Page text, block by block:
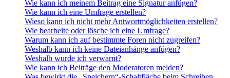
Wie kann ich meinem Beitrag eine Signatur anfügen?
Wie kann ich eine Umfrage erstellen?
Wieso kann ich nicht mehr Antwortmöglichkeiten erstellen?
Wie bearbeite oder lösche ich eine Umfrage?
Warum kann ich auf bestimmte Foren nicht zugreifen?
Weshalb kann ich keine Dateianhänge anfügen?
Weshalb wurde ich verwarnt?
Wie kann ich Beiträge den Moderatoren melden?